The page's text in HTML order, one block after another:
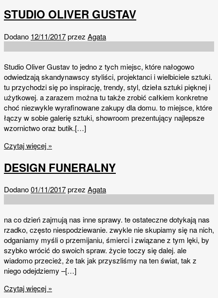
STUDIO OLIVER GUSTAV
Dodano 12/11/2017przez Agata
Studio Oliver Gustav to jedno z tych miejsc, które nałogowo
odwiedzają skandynawscy styliści, projektanci i wielbiciele sztuki.
tu przychodzi się po inspirację, trendy, styl, dzieła sztuki pięknej i
użytkowej. a zarazem można tu także zrobić całkiem konkretne
choć niezwykle wyrafinowane zakupy dla domu. to miejsce, które
łączy w sobie galerię sztuki, showroom prezentujący najlepsze
wzornictwo oraz butik.[…]
Czytaj więcej »
DESIGN FUNERALNY
Dodano01/11/2017przez Agata
na co dzień zajmują nas inne sprawy. te ostateczne dotykają nas
rzadko, często niespodziewanie. zwykle nie skupiamy się na nich,
odganiamy myśli o przemijaniu, śmierci i związane z tym lęki, by
szybko wrócić do swoich spraw. życie toczy się dalej. ale
wiadomo przecież, że tak jak przyszliśmy na ten świat, tak z
niego odejdziemy –[…]
Czytaj więcej »